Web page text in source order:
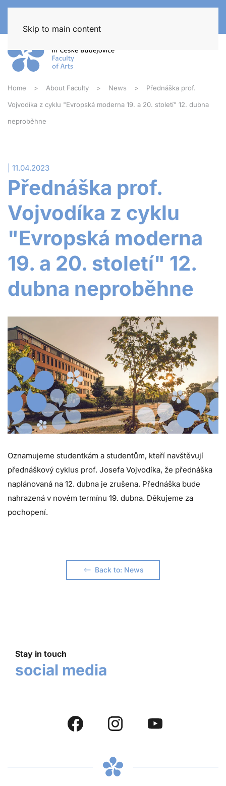
Skip to main content
Home About Faculty News Přednáška prof.
Vojvodíka z cyklu "Evropská moderna 19. a 20. století" 12. dubna
neproběhne
| 11.04.2023
Přednáška prof.
Vojvodíka z cyklu
"Evropská moderna
19. a 20. století" 12.
dubna neproběhne
Oznamujeme studentkám a studentům, kteří navštěvují
přednáškový cyklus prof. Josefa Vojvodíka, že přednáška
naplánovaná na 12. dubna je zrušena. Přednáška bude
nahrazená v novém termínu 19. dubna. Děkujeme za
pochopení.
Back to: News
Stay in touch
social media